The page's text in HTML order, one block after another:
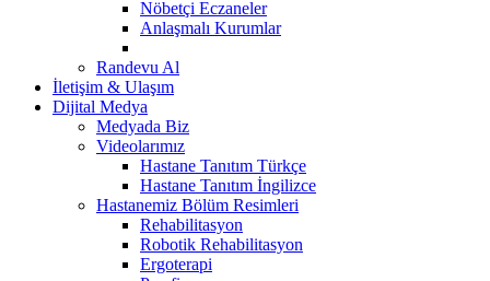
Nöbetçi Eczaneler
Anlaşmalı Kurumlar
Randevu Al
İletişim & Ulaşım
Dijital Medya
Medyada Biz
Videolarımız
Hastane Tanıtım Türkçe
Hastane Tanıtım İngilizce
Hastanemiz Bölüm Resimleri
Rehabilitasyon
Robotik Rehabilitasyon
Ergoterapi